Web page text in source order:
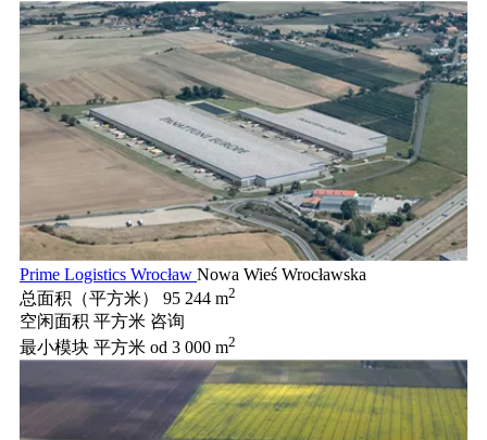
Prime Logistics Wrocław Nowa Wieś Wrocławska
总面积（平方米）
95 244 m2
空闲面积 平方米 咨询
最小模块 平方米 od 3 000 m2